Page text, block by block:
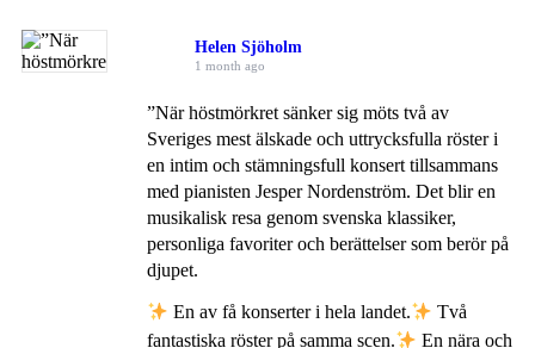
Helen Sjöholm
1 month ago
”När höstmörkret sänker sig möts två av
Sveriges mest älskade och uttrycksfulla röster i
en intim och stämningsfull konsert tillsammans
med pianisten Jesper Nordenström. Det blir en
musikalisk resa genom svenska klassiker,
personliga favoriter och berättelser som berör på
djupet.
En av få konserter i hela landet.
Två
fantastiska röster på samma scen.
En nära och